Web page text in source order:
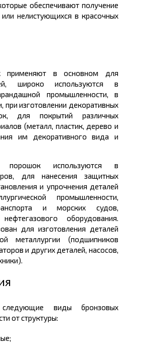
обеспечивают получение
нелистующихся в красочных
применяют в основном для
широко используются в
промышленности, в
при изготовлении декоративных
для покрытий различных
(металл, пластик, дерево и
им декоративного вида и
порошок используются в
для нанесения защитных
и упрочнения деталей
промышленности,
и морских судов,
оборудования.
для изготовления деталей
металлургии (подшипников
и других деталей, насосов,
виды бронзовых
от структуры: